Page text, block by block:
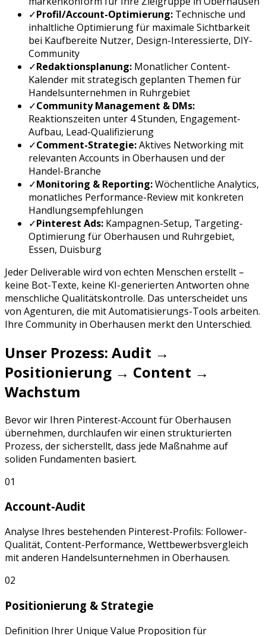
✓Profil/Account-Optimierung: Technische und
inhaltliche Optimierung für maximale Sichtbarkeit
bei Kaufbereite Nutzer, Design-Interessierte, DIY-
Community
✓Redaktionsplanung: Monatlicher Content-
Kalender mit strategisch geplanten Themen für
Handelsunternehmen in Ruhrgebiet
✓Community Management & DMs:
Reaktionszeiten unter 4 Stunden, Engagement-
Aufbau, Lead-Qualifizierung
✓Comment-Strategie:Aktives Networking mit
relevanten Accounts in Oberhausen und der
Handel-Branche
✓Monitoring & Reporting:Wöchentliche Analytics,
monatliches Performance-Review mit konkreten
Handlungsempfehlungen
✓Pinterest Ads: Kampagnen-Setup, Targeting-
Optimierung fürOberhausen und Ruhrgebiet,
Essen, Duisburg
Jeder Deliverable wird von echten Menschen erstellt –
keine Bot-Texte, keine KI-generierten Antworten ohne
menschliche Qualitätskontrolle. Das unterscheidet uns
von Agenturen, die mit Automatisierungs-Tools arbeiten.
Ihre Community in Oberhausen merkt den Unterschied.
Unser Prozess: Audit →
Positionierung → Content →
Wachstum
Bevor wir Ihren Pinterest-Account fürOberhausen
übernehmen, durchlaufen wir einen strukturierten
Prozess, der sicherstellt, dass jede Maßnahme auf
soliden Fundamenten basiert.
01
Account-Audit
Analyse Ihres bestehenden Pinterest-Profils: Follower-
Qualität, Content-Performance, Wettbewerbsvergleich
mit anderen Handelsunternehmen in Oberhausen.
02
Positionierung & Strategie
Definition Ihrer Unique Value Proposition für